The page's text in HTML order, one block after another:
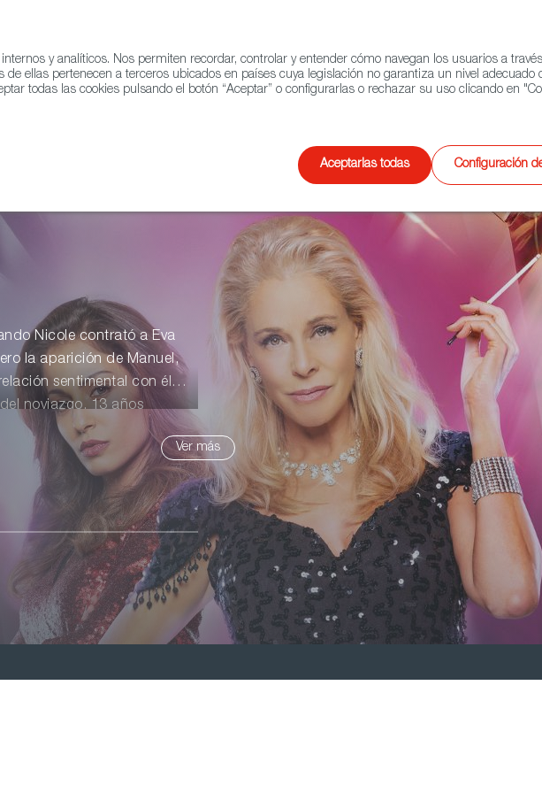
QUIÉNES SOMOS RED EXTERIOR CONTACTO
Animación Videojuegos
Nicole contrató a Eva
la aparición de Manuel,
sentimental con él
noviazgo. 13 años
instalarse en Marbella y llevar
seducir a Oliver, el hijo deVer más
y analíticos. Nos permiten recordar, controlar y entender cómo navegan los usuarios a
ellas pertenecen a terceros ubicados en países cuya legislación no garantiza un nivel
todas las cookies pulsando el botón “Aceptar” o configurarlas o rechazar su uso clicando en
Aceptarlas todas Configuración